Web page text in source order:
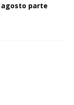
agosto parte